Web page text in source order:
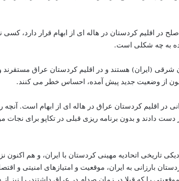
در اقلیم کردستان در هاله ای از ابهام قرار دارد،
به چه شکلی است.
(ایران) هستند و در اقلیم کردستان عراق مستقرند
از وضعیت جدید پیش آمده، احساس خطر می کنند.
در اقلیم کردستان عراق در هاله ای از ابهام است. آنچه
دست دادند و بدون برنامه ریزی قبلی در تکاپو برای
تاریخی اتحادیه مهینی کردستان با ایران، و هم
بارزانی به ایران، موقعیت و امتیازهای امنیتی و